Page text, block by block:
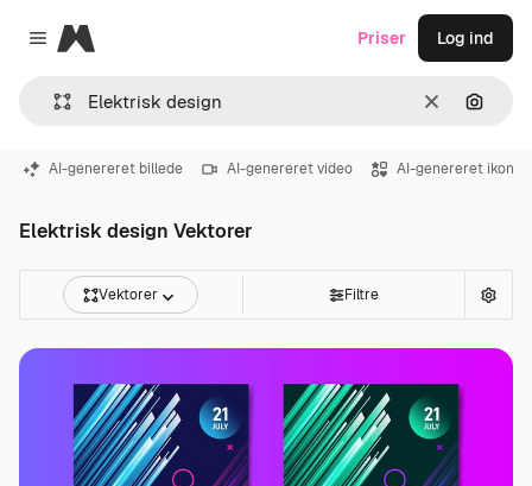
Close menu
Magnific
Klar Søg
Priser Log ind
AI-genereret billede AI-genereret video AI-genereret ikon
Elektrisk design Vektorer
Vektorer Filtre